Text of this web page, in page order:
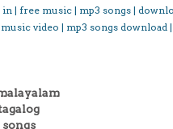
| free music | mp3 songs |
video | mp3 songs